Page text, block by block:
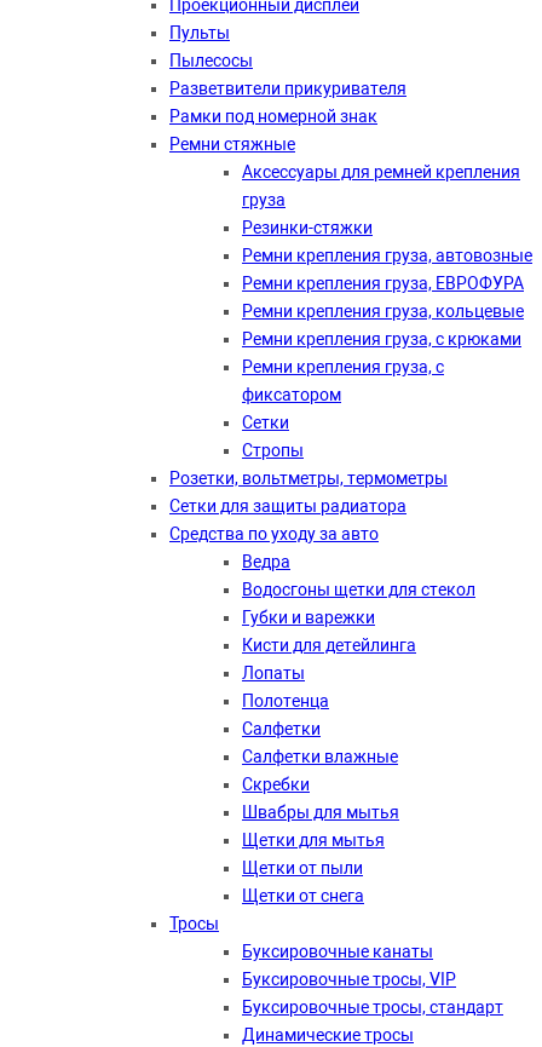
Проекционный дисплей
Пульты
Пылесосы
Разветвители прикуривателя
Рамки под номерной знак
Ремни стяжные
Аксессуары для ремней крепления
груза
Резинки-стяжки
Ремни крепления груза, автовозные
Ремни крепления груза, ЕВРОФУРА
Ремни крепления груза, кольцевые
Ремни крепления груза, с крюками
Ремни крепления груза, с
фиксатором
Сетки
Стропы
Розетки, вольтметры, термометры
Сетки для защиты радиатора
Средства по уходу за авто
Ведра
Водосгоны щетки для стекол
Губки и варежки
Кисти для детейлинга
Лопаты
Полотенца
Салфетки
Салфетки влажные
Скребки
Швабры для мытья
Щетки для мытья
Щетки от пыли
Щетки от снега
Тросы
Буксировочные канаты
Буксировочные тросы, VIP
Буксировочные тросы, стандарт
Динамические тросы